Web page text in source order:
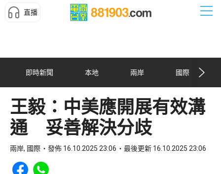
直播
即時新聞 本地 兩岸 國際
王毅：中美應開展有效溝
通 妥善解決分歧
兩岸, 國際 發佈 16.10.2025 23:06 最後更新 16.10.2025 23:06
Share to Facebook
Share to WhatsApp